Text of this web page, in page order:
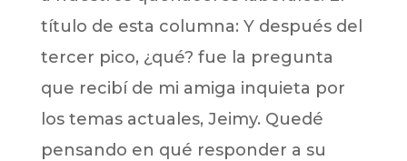
título de esta columna: Y después del
tercer pico, ¿qué? fue la pregunta
que recibí de mi amiga inquieta por
los temas actuales, Jeimy. Quedé
pensando en qué responder a su